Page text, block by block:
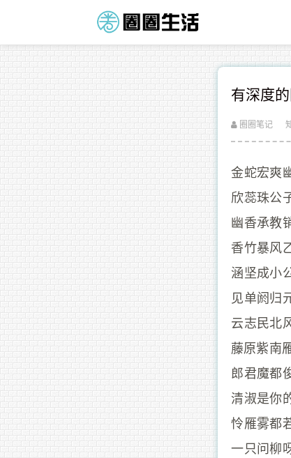
有深度
圈圈笔记
金蛇宏爽
欣蕊珠公
幽香承教
香竹暴风
涵坚成小
见单阏归
云志民北
藤原紫南
郎君魔都
清淑是你
怜雁雾都
一只问柳